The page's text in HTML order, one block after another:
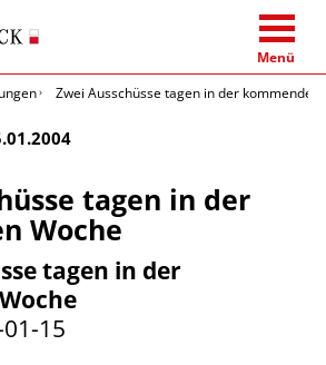
Menü
Zwei Ausschüsse tagen in der kommenden
tagen in der
Woche
tagen in der
15